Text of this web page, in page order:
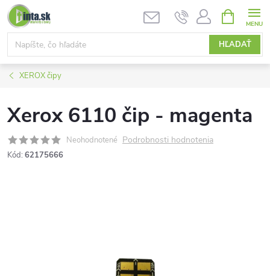
Prejsť
na
obsah
HĽADAŤ
KOŠÍK
XEROX čipy
Xerox 6110 čip - magenta
Neohodnotené Podrobnosti hodnotenia
Kód: 62175666